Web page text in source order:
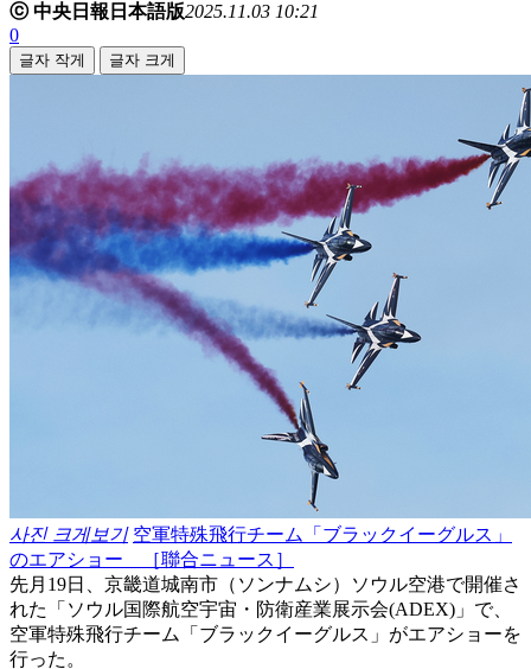
ⓒ 中央日報日本語版2025.11.03 10:21
0
글자 작게 글자 크게
사진 크게보기 空軍特殊飛行チーム「ブラックイーグルス」
のエアショー ［聯合ニュース］
先月19日、京畿道城南市（ソンナムシ）ソウル空港で開催さ
れた「ソウル国際航空宇宙・防衛産業展示会(ADEX)」で、
空軍特殊飛行チーム「ブラックイーグルス」がエアショーを
行った。